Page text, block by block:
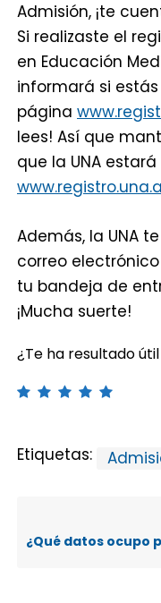
Admisión, ¡te
Si realizaste el
en Educación
informará si
página
lees! Así que
que la UNA
Además, la UNA
correo
tu bandeja de
¡Mucha suerte!
¿Te ha resultado
Etiquetas: